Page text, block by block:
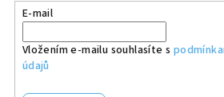
E-mail
Vložením e-mailu souhlasíte s
údajů